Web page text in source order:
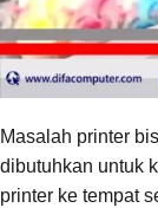
Masalah printer
dibutuhkan untuk
printer ke tempat